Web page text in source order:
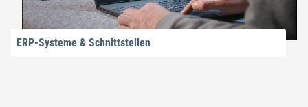
ERP-Systeme & Schnittstellen